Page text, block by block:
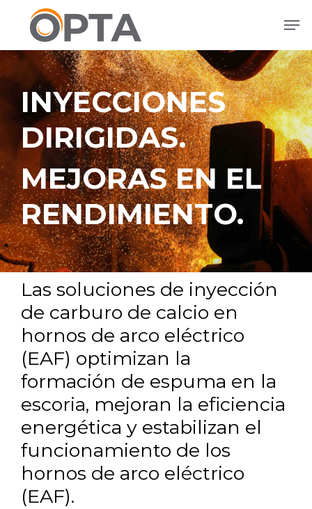
contenido
principal
INYECCIONES
DIRIGIDAS.
MEJORAS EN EL
RENDIMIENTO.
Las soluciones de inyección
de carburo de calcio en
hornos de arco eléctrico
(EAF) optimizan la
formación de espuma en la
escoria, mejoran la eficiencia
energética y estabilizan el
funcionamiento de los
hornos de arco eléctrico
(EAF).